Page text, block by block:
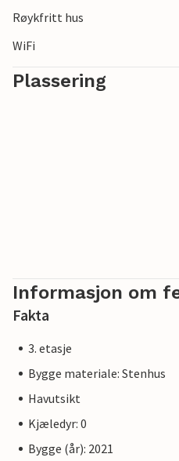
Røykfritt hus
WiFi
Plassering
Informasjon om
Fakta
3. etasje
Bygge materiale: Stenhus
Havutsikt
Kjæledyr: 0
Bygge (år): 2021